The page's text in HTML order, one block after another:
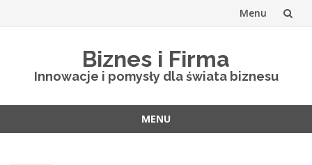
Menu
Biznes i Firma
Innowacje i pomysły dla świata biznesu
MENU